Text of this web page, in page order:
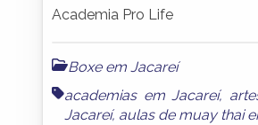
Academia Pro Life
Boxe em Jacareí
academias em Jacareí,
Jacareí, aulas de muay thai